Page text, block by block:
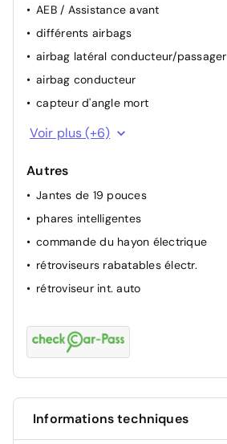
AEB / Assistance avant
différents airbags
airbag latéral conducteur/passager
airbag conducteur
capteur d'angle mort
alerte franchissement de ligne
alarme
ESP
airbag passager
ABS
Voir plus (+6)
Autres
Jantes de 19 pouces
phares intelligentes
commande du hayon électrique
rétroviseurs rabatables électr.
rétroviseur int. auto
Informations techniques